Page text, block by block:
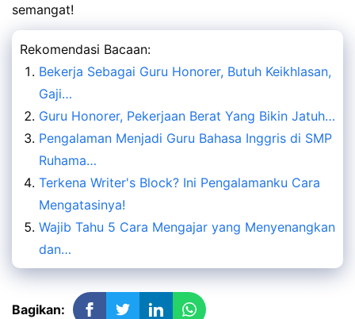
semangat!
Rekomendasi Bacaan:
Bekerja Sebagai Guru Honorer, Butuh Keikhlasan,
Gaji…
Guru Honorer, Pekerjaan Berat Yang Bikin Jatuh…
Pengalaman Menjadi Guru Bahasa Inggris di SMP
Ruhama…
Terkena Writer's Block? Ini Pengalamanku Cara
Mengatasinya!
Wajib Tahu 5 Cara Mengajar yang Menyenangkan
dan…
Bagikan: